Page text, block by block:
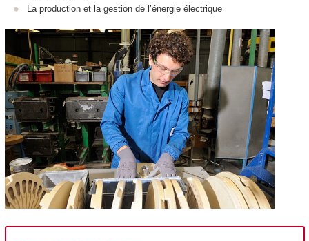
La production et la gestion de l’énergie électrique